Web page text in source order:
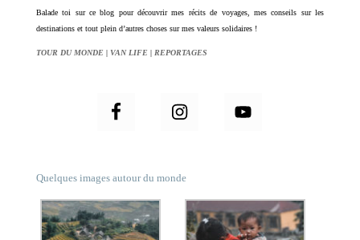
Balade toi sur ce blog pour découvrir mes récits de voyages, mes conseils sur les
destinations et tout plein d’autres choses sur mes valeurs solidaires !
TOUR DU MONDE VAN LIFE REPORTAGES
Quelques images autour du monde